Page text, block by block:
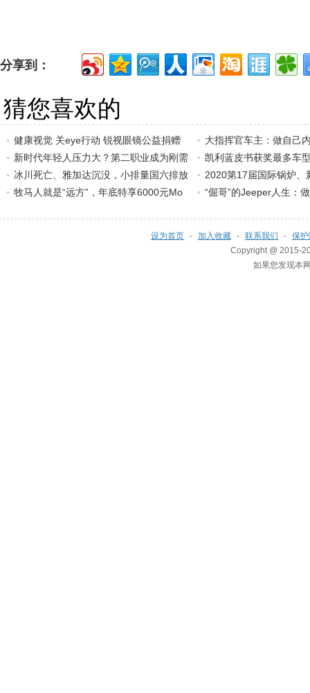
分享到：
猜您喜欢的
健康视觉 关eye行动 锐视眼镜公益捐赠
大指挥官车主：做自己
新时代年轻人压力大？第二职业成为刚需
凯利蓝皮书获奖最多车
冰川死亡、雅加达沉没，小排量国六排放
2020第17届国际锅炉、
环
牧马人就是“远方”，年底特享6000元Mo “倔哥”的Jeeper人生：
设为首页 - 加入收藏 - 联系我们 - 保
Copyright @ 2015-
如果您发现本